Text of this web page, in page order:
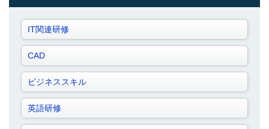
IT関連研修
CAD
ビジネススキル
英語研修